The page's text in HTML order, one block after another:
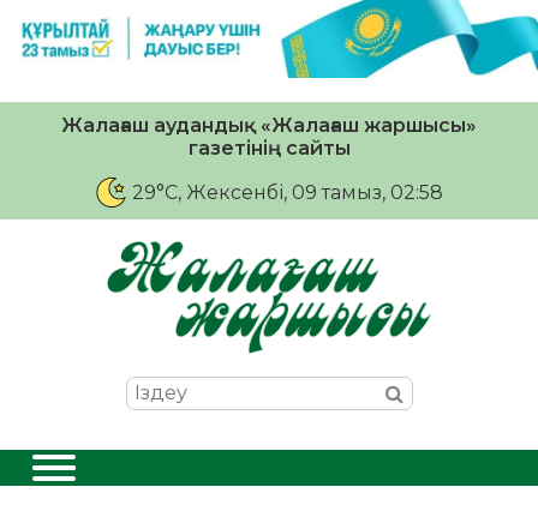
Жалағаш аудандық «Жалағаш жаршысы»
газетінің сайты
29°C, Жексенбі, 09 тамыз, 02:58